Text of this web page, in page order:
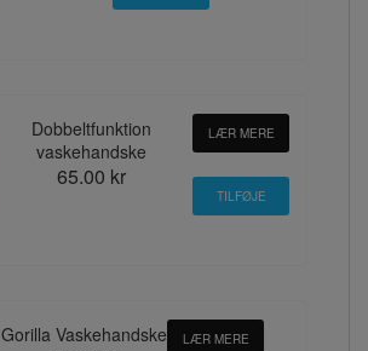
Dobbeltfunktion
vaskehandske
65.00 kr
LÆR MERE
Gorilla Vaskehandske LÆR MERE